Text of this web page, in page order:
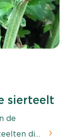
sierteelt
de
die